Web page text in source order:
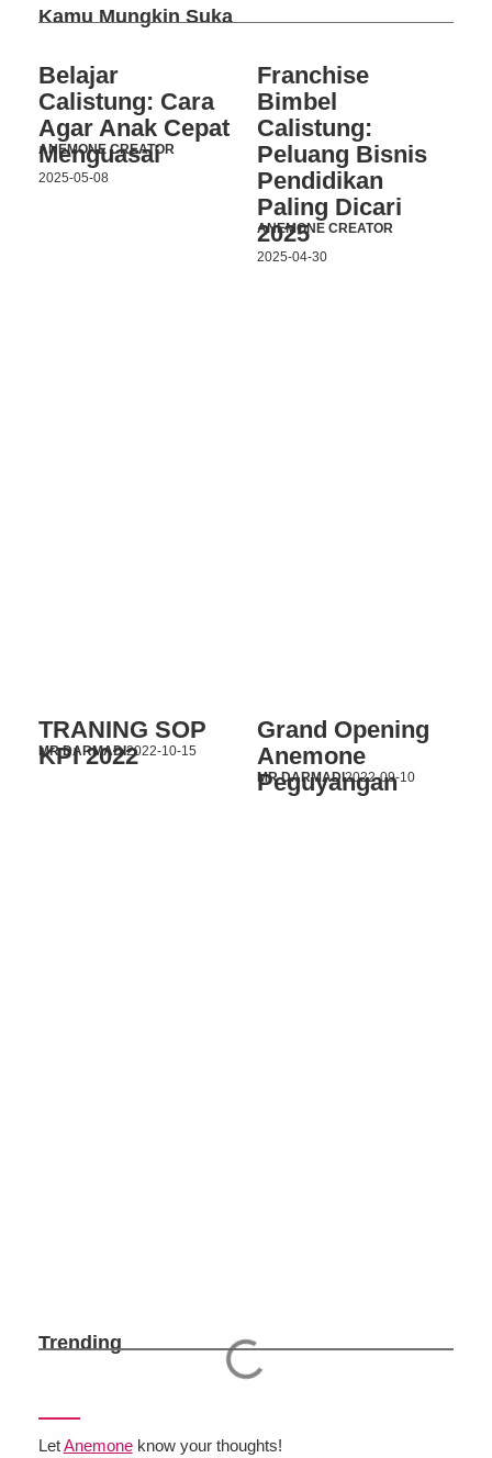
Kamu Mungkin Suka
Belajar
Calistung: Cara
Agar Anak Cepat
Menguasai
ANEMONE CREATOR
2025-05-08
Franchise
Bimbel
Calistung:
Peluang Bisnis
Pendidikan
Paling Dicari
2025
ANEMONE CREATOR
2025-04-30
TRANING SOP
KPI 2022
MR DARMADI2022-10-15
Grand Opening
Anemone
Peguyangan
MR DARMADI2022-09-10
Trending
LetAnemoneknow your thoughts!